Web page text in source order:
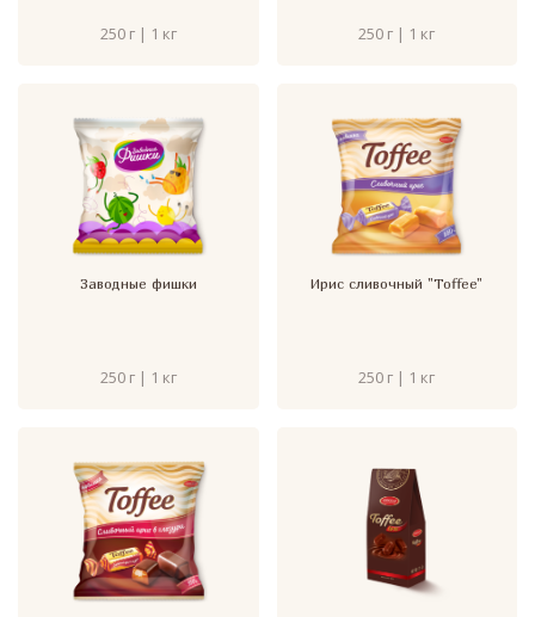
250 г | 1 кг 250 г | 1 кг
Заводные фишки
250 г | 1 кг
Ирис сливочный "Toffee"
250 г | 1 кг